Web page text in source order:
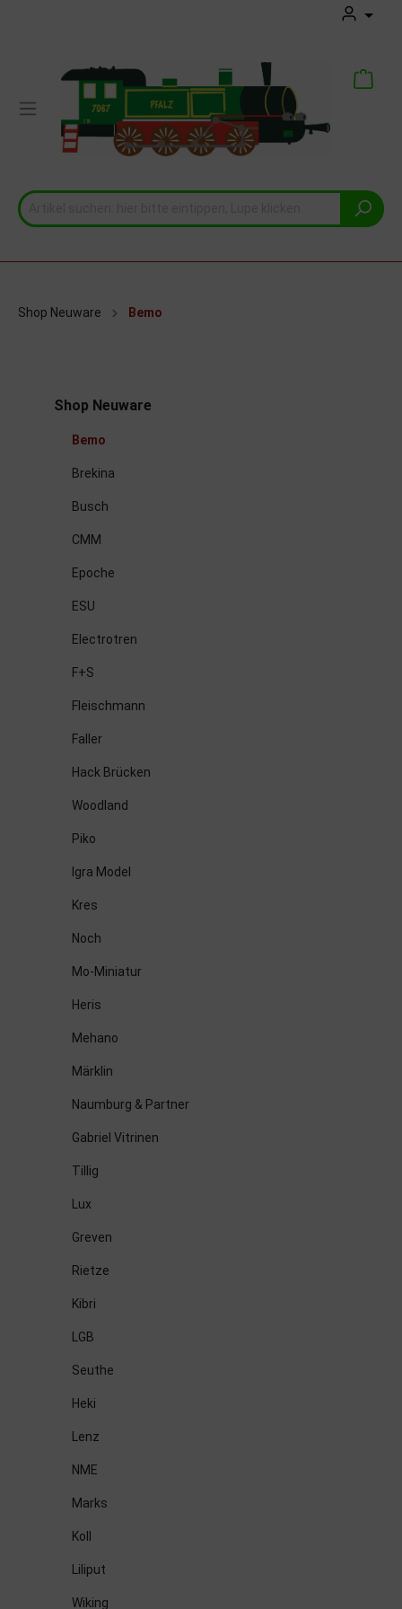
Shop Neuware Bemo
Shop Neuware
Bemo
Brekina
Busch
CMM
Epoche
ESU
Electrotren
F+S
Fleischmann
Faller
Hack Brücken
Woodland
Piko
Igra Model
Kres
Noch
Mo-Miniatur
Heris
Mehano
Märklin
Naumburg & Partner
Gabriel Vitrinen
Tillig
Lux
Greven
Rietze
Kibri
LGB
Seuthe
Heki
Lenz
NME
Marks
Koll
Liliput
Wiking